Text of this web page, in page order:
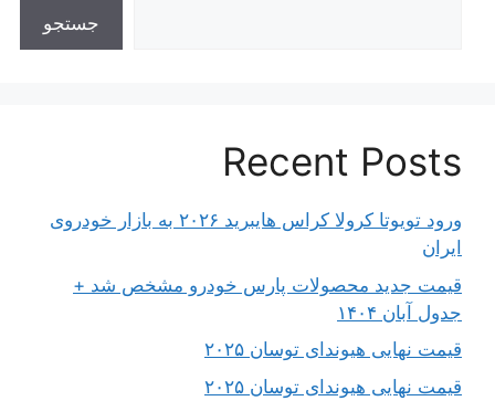
جستجو
Recent Posts
ورود تویوتا کرولا کراس هایبرید ۲۰۲۶ به بازار خودروی
ایران
قیمت جدید محصولات پارس خودرو مشخص شد +
جدول آبان ۱۴۰۴
قیمت نهایی هیوندای توسان ۲۰۲۵
قیمت نهایی هیوندای توسان ۲۰۲۵